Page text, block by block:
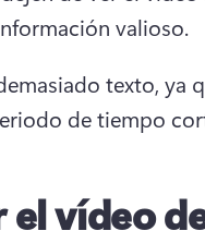
valioso.
texto, ya
de tiempo
vídeo